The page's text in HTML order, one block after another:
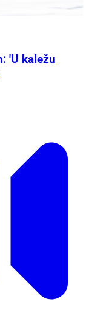
'U kaležu